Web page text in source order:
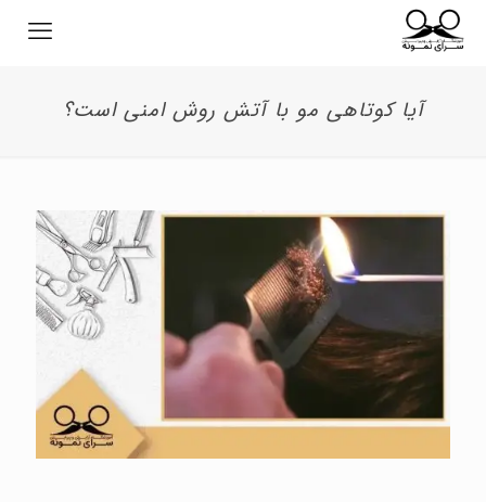
آیا کوتاهی مو با آتش روش امنی است؟